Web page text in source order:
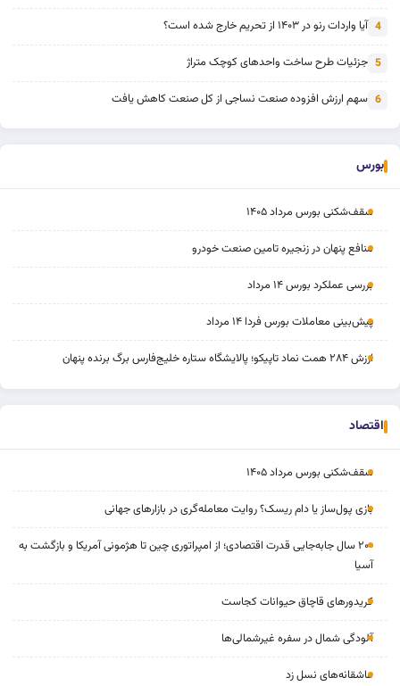
4 آیا واردات رنو در ۱۴۰۳ از تحریم خارج شده است؟
5 جزئیات طرح ساخت واحدهای کوچک متراژ
6 سهم ارزش افزوده صنعت نساجی از کل صنعت کاهش یافت
بورس
سقف‌شکنی بورس مرداد ۱۴۰۵
منافع پنهان در زنجیره تامین صنعت خودرو
بررسی عملکرد بورس ۱۴ مرداد
پیش‌بینی معاملات بورس فردا ۱۴ مرداد
ارزش ۲۸۴ همت نماد تاپیکو؛ پالایشگاه ستاره خلیج‌فارس برگ برنده پنهان
اقتصاد
سقف‌شکنی بورس مرداد ۱۴۰۵
بازی پول‌ساز یا دام ریسک؟ روایت معامله‌گری در بازارهای جهانی
۲۰۰ سال جابه‌جایی قدرت اقتصادی؛ از امپراتوری چین تا هژمونی آمریکا و بازگشت به
آسیا
کریدورهای قاچاق حیوانات کجاست
آلودگی شمال در سفره غیرشمالی‌ها
عاشقانه‌های نسل زد